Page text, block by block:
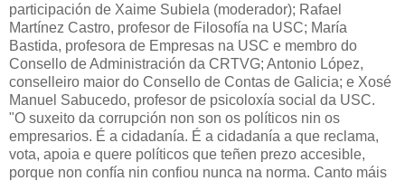
participación de Xaime Subiela (moderador); Rafael
Martínez Castro, profesor de Filosofía na USC; María
Bastida, profesora de Empresas na USC e membro do
Consello de Administración da CRTVG; Antonio López,
conselleiro maior do Consello de Contas de Galicia; e Xosé
Manuel Sabucedo, profesor de psicoloxía social da USC.
"O suxeito da corrupción non son os políticos nin os
empresarios. É a cidadanía. É a cidadanía a que reclama,
vota, apoia e quere políticos que teñen prezo accesible,
porque non confía nin confiou nunca na norma. Canto máis